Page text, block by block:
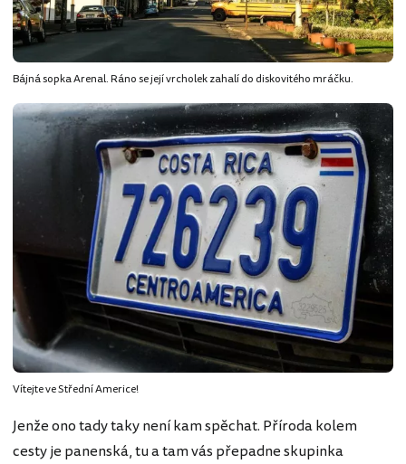
Bájná sopka Arenal. Ráno se její vrcholek zahalí do diskovitého mráčku.
Vítejte ve Střední Americe!
Jenže ono tady taky není kam spěchat. Příroda kolem
cesty je panenská, tu a tam vás přepadne skupinka